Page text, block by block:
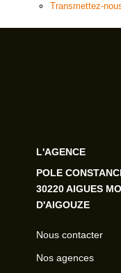
Transmettez-
L'AGENCE
POLE
30220 AIGUES
D'AIGOUZE
Nous contacter
Nos agences